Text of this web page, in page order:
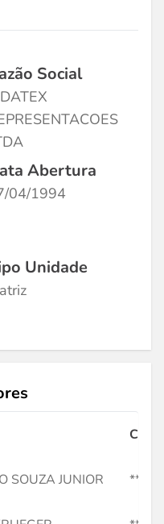
Social
Abertura
04/1994
Unidade
CPF
SOUZA JUNIOR